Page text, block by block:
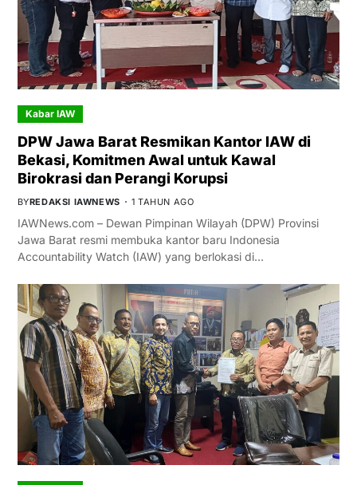
Kabar IAW
DPW Jawa Barat Resmikan Kantor IAW di
Bekasi, Komitmen Awal untuk Kawal
Birokrasi dan Perangi Korupsi
BYREDAKSI IAWNEWS 1 TAHUN AGO
IAWNews.com – Dewan Pimpinan Wilayah (DPW) Provinsi
Jawa Barat resmi membuka kantor baru Indonesia
Accountability Watch (IAW) yang berlokasi di…